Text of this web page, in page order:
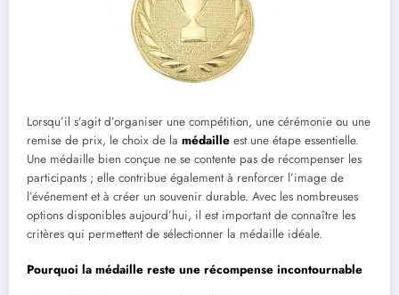
Lorsqu’il s’agit d’organiser une compétition, une cérémonie ou une
remise de prix, le choix de la médaille est une étape essentielle.
Une médaille bien conçue ne se contente pas de récompenser les
participants ; elle contribue également à renforcer l’image de
l’événement et à créer un souvenir durable. Avec les nombreuses
options disponibles aujourd’hui, il est important de connaître les
critères qui permettent de sélectionner la médaille idéale.
Pourquoi la médaille reste une récompense incontournable